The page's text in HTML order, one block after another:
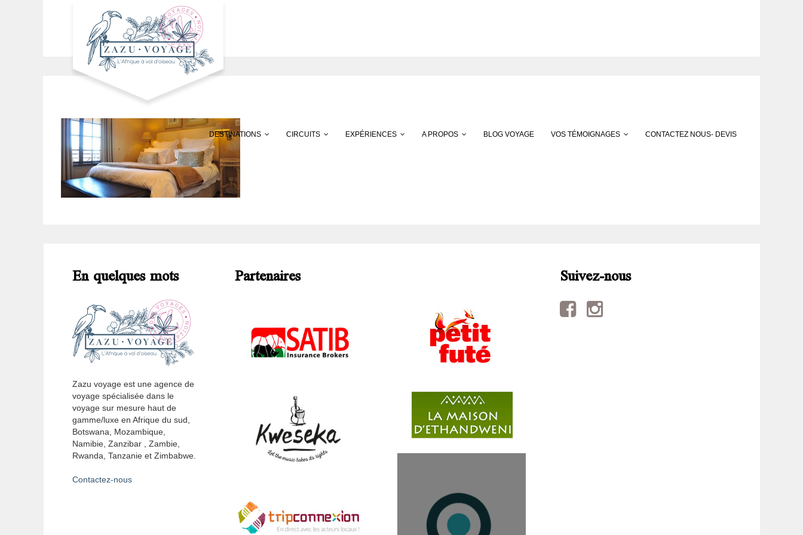
DESTINATIONS CIRCUITS EXPÉRIENCES A PROPOS BLOG VOYAGE VOS TÉMOIGNAGES CONTACTEZ NOUS- DEVIS
En quelques mots
Zazu voyage est une agence de
voyage spécialisée dans le
voyage sur mesure haut de
gamme/luxe en Afrique du sud,
Botswana, Mozambique,
Namibie, Zanzibar , Zambie,
Rwanda, Tanzanie et Zimbabwe.
Contactez-nous
Partenaires Suivez-nous